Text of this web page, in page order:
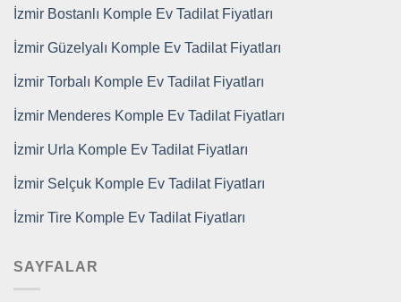
İzmir Bostanlı Komple Ev Tadilat Fiyatları
İzmir Güzelyalı Komple Ev Tadilat Fiyatları
İzmir Torbalı Komple Ev Tadilat Fiyatları
İzmir Menderes Komple Ev Tadilat Fiyatları
İzmir Urla Komple Ev Tadilat Fiyatları
İzmir Selçuk Komple Ev Tadilat Fiyatları
İzmir Tire Komple Ev Tadilat Fiyatları
SAYFALAR